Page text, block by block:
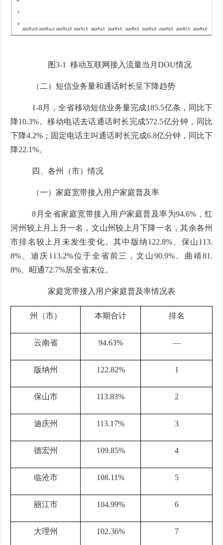
图3-1 移动互联网接入流量当月 DOU情况
（二）短信业务量和通话时长呈下降趋势
1-8月，全省移动短信业务量完成185.5亿条，同比下
降10.3%。移动电话去话通话时长完成572.5亿分钟，同比
下降4.2% ；固定电话主叫通话时长完成6.8亿分钟，同比下
降22.1%。
四、各州 （市）情况
（一）家庭宽带接入用户家庭普及率
8 月全省家庭宽带接入用户家庭普及率为94.6% ，红
河州较上月上升一名，文山州较上月下降一名，其余各州
市排名较上月未发生变化。其中版纳122.8% 、保山113.
8% 、迪庆113.2%位于全省前三，文山90.9% 、曲靖81.
8% 、昭通72.7%居全省末位。
家庭宽带接入用户家庭普及率情况表
州（市） 本期合计 排名
云南省 94.63% —
版纳州 122.82% 1
保山市 113.83% 2
迪庆州 113.17% 3
德宏州 109.85% 4
临沧市 108.11% 5
丽江市 104.99% 6
大理州 102.36% 7